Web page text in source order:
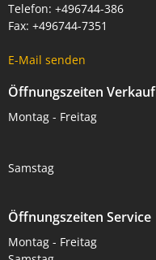
Telefon: +496744-386
Fax: +496744-7351
E-Mail senden
Öffnungszeiten Verkauf
Montag - Freitag
Samstag
Öffnungszeiten Service
Montag - Freitag